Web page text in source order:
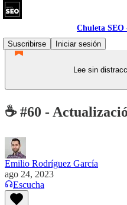
Chuleta SEO
Suscribirse
Iniciar sesión
Lee sin
☕ #60 -
Emilio Rodríguez García
ago 24, 2023
Escucha